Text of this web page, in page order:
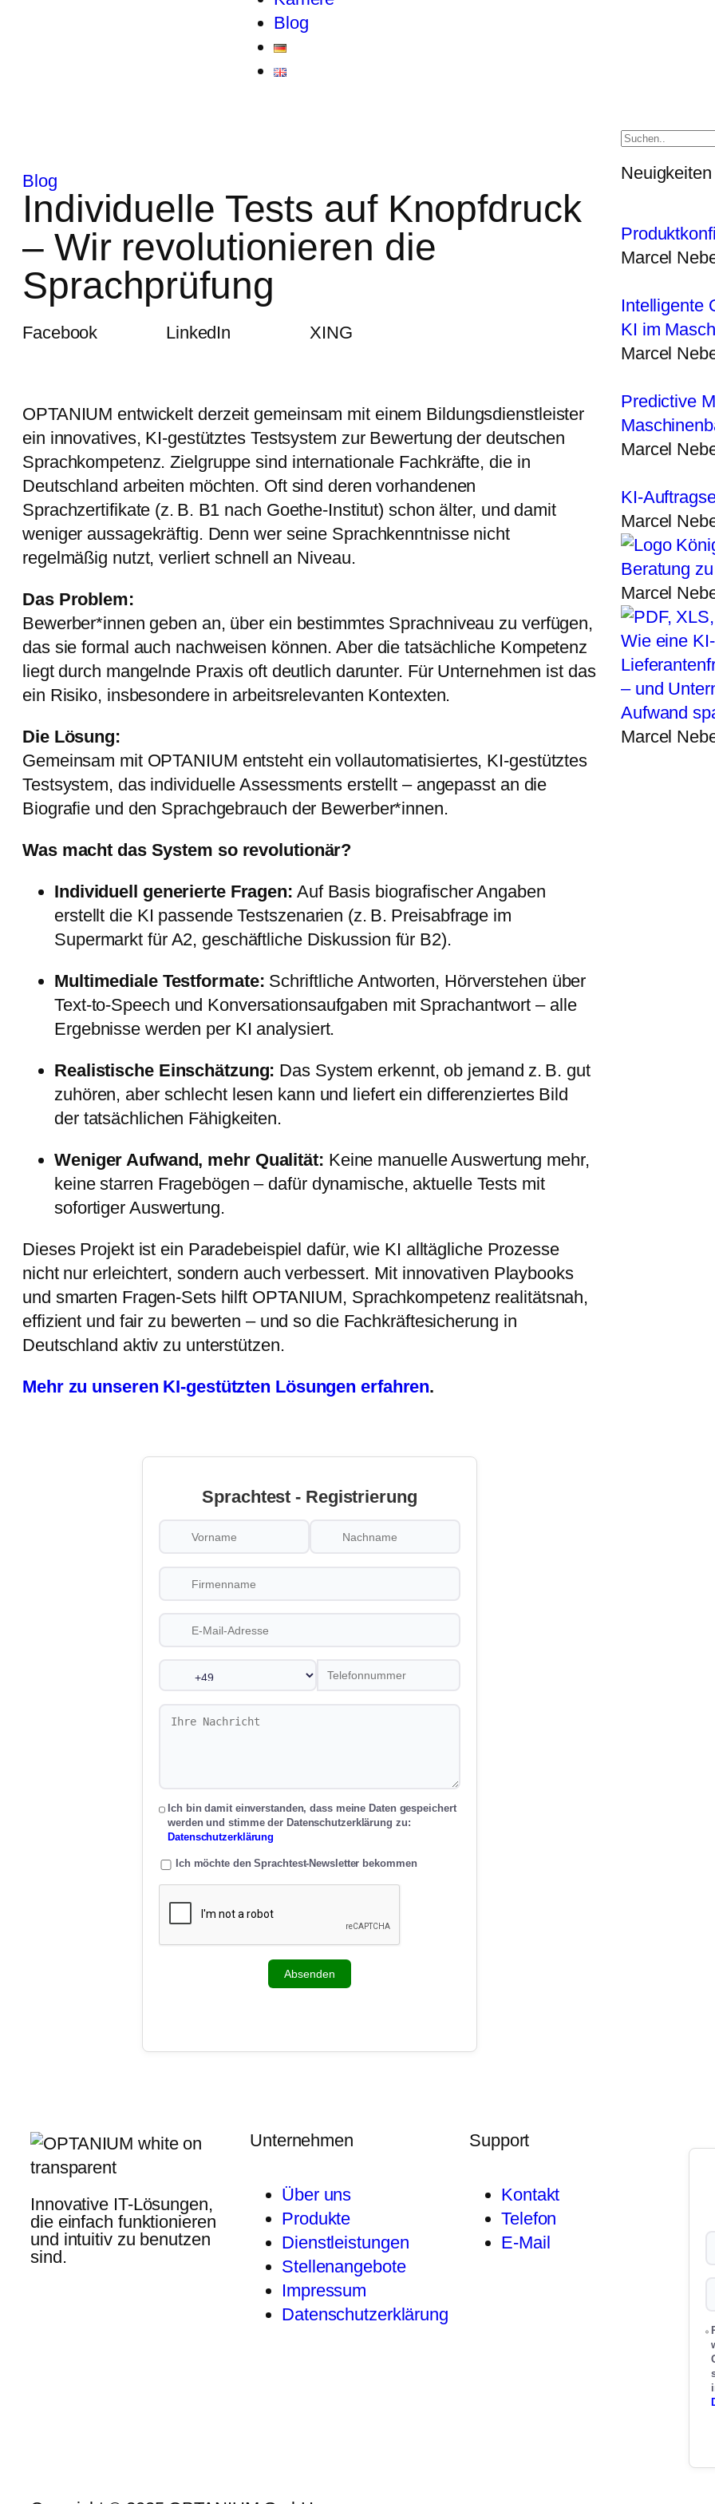
Blog
Blog
Individuelle Tests auf Knopfdruck
– Wir revolutionieren die
Sprachprüfung
Facebook LinkedIn XING
OPTANIUM entwickelt derzeit gemeinsam mit einem Bildungsdienstleister
ein innovatives, KI-gestütztes Testsystem zur Bewertung der deutschen
Sprachkompetenz. Zielgruppe sind internationale Fachkräfte, die in
Deutschland arbeiten möchten. Oft sind deren vorhandenen
Sprachzertifikate (z. B. B1 nach Goethe-Institut) schon älter, und damit
weniger aussagekräftig. Denn wer seine Sprachkenntnisse nicht
regelmäßig nutzt, verliert schnell an Niveau.
Das Problem:
Bewerber*innen geben an, über ein bestimmtes Sprachniveau zu verfügen,
das sie formal auch nachweisen können. Aber die tatsächliche Kompetenz
liegt durch mangelnde Praxis oft deutlich darunter. Für Unternehmen ist das
ein Risiko, insbesondere in arbeitsrelevanten Kontexten.
Die Lösung:
Gemeinsam mit OPTANIUM entsteht ein vollautomatisiertes, KI-gestütztes
Testsystem, das individuelle Assessments erstellt – angepasst an die
Biografie und den Sprachgebrauch der Bewerber*innen.
Was macht das System so revolutionär?
Individuell generierte Fragen: Auf Basis biografischer Angaben
erstellt die KI passende Testszenarien (z. B. Preisabfrage im
Supermarkt für A2, geschäftliche Diskussion für B2).
Multimediale Testformate: Schriftliche Antworten, Hörverstehen über
Text-to-Speech und Konversationsaufgaben mit Sprachantwort – alle
Ergebnisse werden per KI analysiert.
Realistische Einschätzung: Das System erkennt, ob jemand z. B. gut
zuhören, aber schlecht lesen kann und liefert ein differenziertes Bild
der tatsächlichen Fähigkeiten.
Weniger Aufwand, mehr Qualität: Keine manuelle Auswertung mehr,
keine starren Fragebögen – dafür dynamische, aktuelle Tests mit
sofortiger Auswertung.
Dieses Projekt ist ein Paradebeispiel dafür, wie KI alltägliche Prozesse
nicht nur erleichtert, sondern auch verbessert. Mit innovativen Playbooks
und smarten Fragen-Sets hilft OPTANIUM, Sprachkompetenz realitätsnah,
effizient und fair zu bewerten – und so die Fachkräftesicherung in
Deutschland aktiv zu unterstützen.
Mehr zu unseren KI-gestützten Lösungen erfahren.
Sprachtest - Registrierung
Ich bin damit einverstanden, dass meine Daten gespeichert
werden und stimme der Datenschutzerklärung zu:
Datenschutzerklärung
Ich möchte den Sprachtest-Newsletter bekommen
Absenden
Neuigkeiten
Marcel
Intelligente
KI im
Marcel
Predictive
Marcel
KI-
Marcel
Beratung
Marcel
Wie eine
– und
Aufwand
Marcel
Innovative IT-Lösungen,
die einfach funktionieren
und intuitiv zu benutzen
sind.
Unternehmen
Über uns
Produkte
Dienstleistungen
Stellenangebote
Impressum
Datenschutzerklärung
Support
Kontakt
Telefon
E-Mail